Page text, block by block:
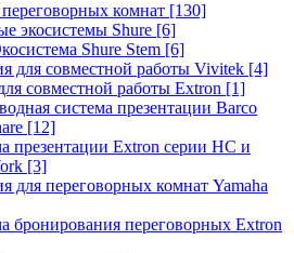
комнат [130]
экосистемы Shure [6]
Shure Stem [6]
для совместной работы Vivitek [4]
совместной работы Extron [1]
система презентации Barco
[12]
презентации Extron серии HC и
[3]
для переговорных комнат Yamaha
бронирования переговорных Extron